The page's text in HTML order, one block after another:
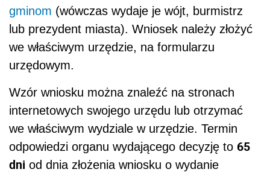
gminom (wówczas wydaje je wójt, burmistrz
lub prezydent miasta). Wniosek należy złożyć
we właściwym urzędzie, na formularzu
urzędowym.
Wzór wniosku można znaleźć na stronach
internetowych swojego urzędu lub otrzymać
we właściwym wydziale w urzędzie. Termin
odpowiedzi organu wydającego decyzję to 65
dni od dnia złożenia wniosku o wydanie